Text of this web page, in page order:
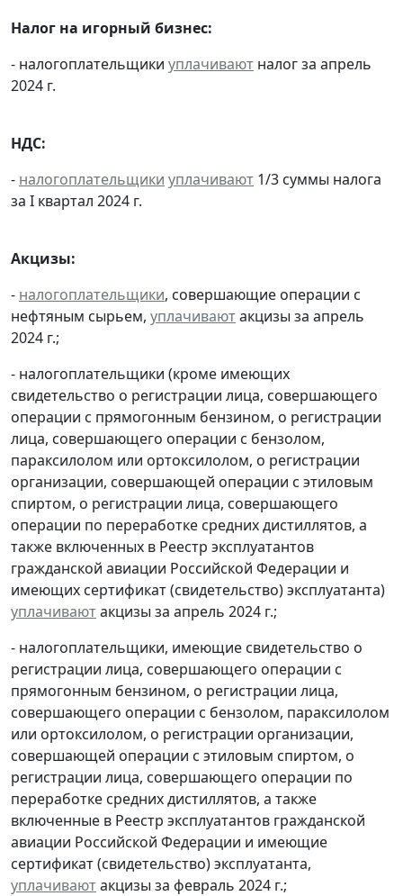
Налог на игорный бизнес:
- налогоплательщики уплачивают налог за апрель
2024 г.
НДС:
- налогоплательщики уплачивают 1/3 суммы налога
за I квартал 2024 г.
Акцизы:
- налогоплательщики, совершающие операции с
нефтяным сырьем, уплачиваютакцизы за апрель
2024 г.;
- налогоплательщики (кроме имеющих
свидетельство о регистрации лица, совершающего
операции с прямогонным бензином, о регистрации
лица, совершающего операции с бензолом,
параксилолом или ортоксилолом, о регистрации
организации, совершающей операции с этиловым
спиртом, о регистрации лица, совершающего
операции по переработке средних дистиллятов, а
также включенных в Реестр эксплуатантов
гражданской авиации Российской Федерации и
имеющих сертификат (свидетельство) эксплуатанта)
уплачиваютакцизы за апрель 2024 г.;
- налогоплательщики, имеющие свидетельство о
регистрации лица, совершающего операции с
прямогонным бензином, о регистрации лица,
совершающего операции с бензолом, параксилолом
или ортоксилолом, о регистрации организации,
совершающей операции с этиловым спиртом, о
регистрации лица, совершающего операции по
переработке средних дистиллятов, а также
включенные в Реестр эксплуатантов гражданской
авиации Российской Федерации и имеющие
сертификат (свидетельство) эксплуатанта,
уплачиваютакцизы за февраль 2024 г.;